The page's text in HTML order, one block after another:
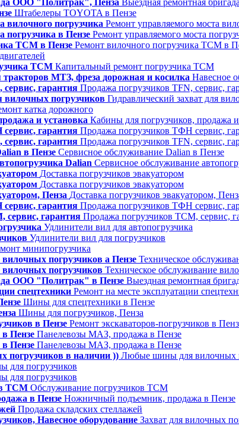
ООО "Политрак", Пенза Выездная ремонтная
Штабелеры TOYOTA в Пензе
вилочного погрузчика Ремонт управляемого моста
погрузчика в Пензе Ремонт управляемого моста
TCM в Пензе Ремонт вилочного погрузчика TCM в
ТСМ Капитальный ремонт погрузчика ТСМ
тракторов МТЗ, фреза дорожная и косилка Навесное
гарантия Продажа погрузчиков TFN, сервис,
вилочных погрузчиков Гидравлический захват для
катка дорожного
и установка Кабины для погрузчиков, продажа и
гарантия Продажа погрузчиков ТФН сервис,
гарантия Продажа погрузчиков TFN, сервис,
в Пензе Сервисное обслуживание Dalian в Пензе
Dalian Сервисное обслуживание
Доставка погрузчиков эвакуатором
Доставка погрузчиков эвакуатором
Пенза Доставка погрузчиков эвакуатором,
гарантия Продажа погрузчиков ТФН сервис,
сервис, гарантия Продажа погрузчиков TCM, сервис,
Удлинители вил для автопогрузчика
Удлинители вил для погрузчиков
минипогрузчика
погрузчиков а Пензе Техническое
вилочных погрузчиков Техническое обслуживание
ООО "Политрак" в Пензе Выездная ремонтная
спецтехники Ремонт на месте эксплуатации
Шины для спецтехники в Пензе
Шины для погрузчиков, Пенза
в Пензе Ремонт экскаваторов-погрузчиков в
Пензе Панелевозы МАЗ, продажа в Пензе
Пензе Панелевозы МАЗ, продажа в Пензе
в наличии )) Любые шины для вилочных
для погрузчиков
для погрузчиков
TCM Обслуживание погрузчиков TCM
в Пензе Ножничный подъемник, продажа в Пензе
Продажа складских стеллажей
Навесное оборудование Захват для вилочных